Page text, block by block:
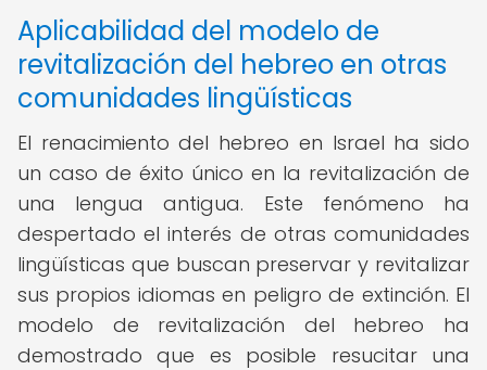
Aplicabilidad del modelo de
revitalización del hebreo en otras
comunidades lingüísticas
El renacimiento del hebreo en Israel ha sido
un caso de éxito único en la revitalización de
una lengua antigua. Este fenómeno ha
despertado el interés de otras comunidades
lingüísticas que buscan preservar y revitalizar
sus propios idiomas en peligro de extinción. El
modelo de revitalización del hebreo ha
demostrado que es posible resucitar una